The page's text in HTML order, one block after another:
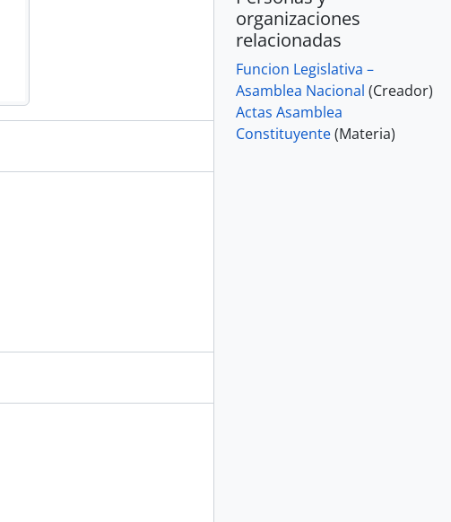
organizaciones
relacionadas
Funcion Legislativa –
Asamblea Nacional (Creador)
Actas Asamblea
Constituyente(Materia)